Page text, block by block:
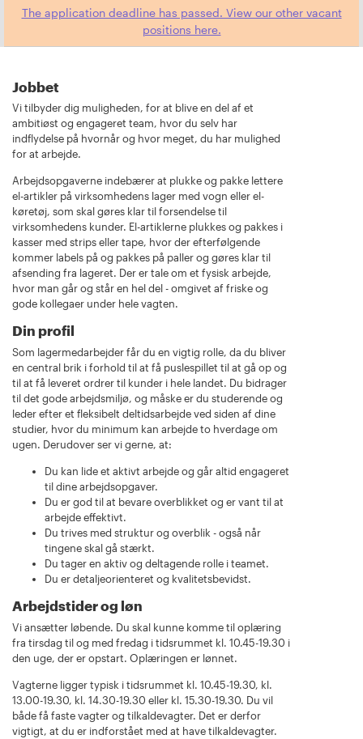
The application deadline has passed. View our other vacant
positions here.
Jobbet
Vi tilbyder dig muligheden, for at blive en del af et
ambitiøst og engageret team, hvor du selv har
indflydelse på hvornår og hvor meget, du har mulighed
for at arbejde.
Arbejdsopgaverne indebærer at plukke og pakke lettere
el-artikler på virksomhedens lager med vogn eller el-
køretøj, som skal gøres klar til forsendelse til
virksomhedens kunder. El-artiklerne plukkes og pakkes i
kasser med strips eller tape, hvor der efterfølgende
kommer labels på og pakkes på paller og gøres klar til
afsending fra lageret. Der er tale om et fysisk arbejde,
hvor man går og står en hel del - omgivet af friske og
gode kollegaer under hele vagten.
Din profil
Som lagermedarbejder får du en vigtig rolle, da du bliver
en central brik i forhold til at få puslespillet til at gå op og
til at få leveret ordrer til kunder i hele landet. Du bidrager
til det gode arbejdsmiljø, og måske er du studerende og
leder efter et fleksibelt deltidsarbejde ved siden af dine
studier, hvor du minimum kan arbejde to hverdage om
ugen. Derudover ser vi gerne, at:
Du kan lide et aktivt arbejde og går altid engageret
til dine arbejdsopgaver.
Du er god til at bevare overblikket og er vant til at
arbejde effektivt.
Du trives med struktur og overblik - også når
tingene skal gå stærkt.
Du tager en aktiv og deltagende rolle i teamet.
Du er detaljeorienteret og kvalitetsbevidst.
Arbejdstider og løn
Vi ansætter løbende. Du skal kunne komme til oplæring
fra tirsdag til og med fredag i tidsrummet kl. 10.45-19.30 i
den uge, der er opstart. Oplæringen er lønnet.
Vagterne ligger typisk i tidsrummet kl. 10.45-19.30, kl.
13.00-19.30, kl. 14.30-19.30 eller kl. 15.30-19.30. Du vil
både få faste vagter og tilkaldevagter. Det er derfor
vigtigt, at du er indforstået med at have tilkaldevagter.